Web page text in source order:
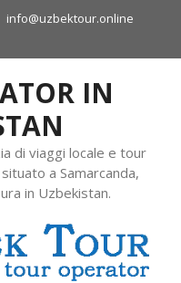
info@uzbektour.online
IN
di viaggi locale e tour
a Samarcanda,
in Uzbekistan.